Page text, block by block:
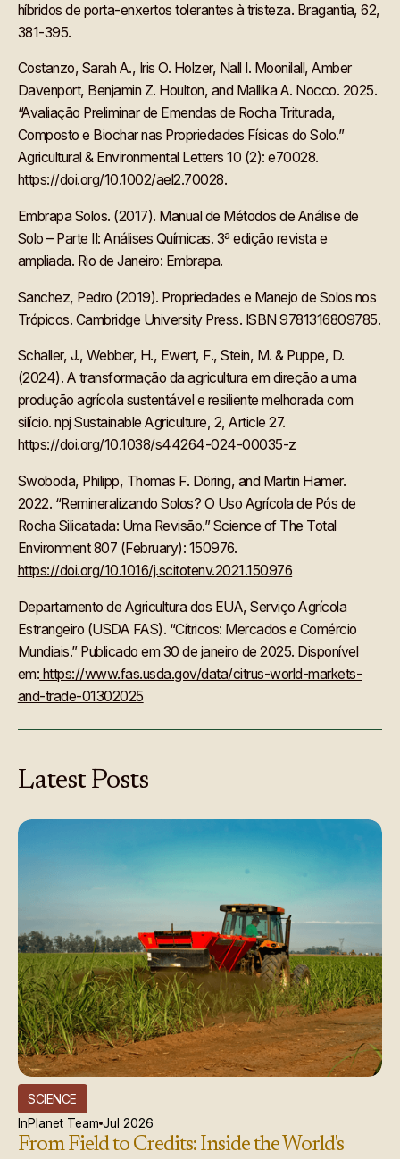
híbridos de porta-enxertos tolerantes à tristeza. Bragantia, 62,
381-395.
Costanzo, Sarah A., Iris O. Holzer, Nall I. Moonilall, Amber
Davenport, Benjamin Z. Houlton, and Mallika A. Nocco. 2025.
“Avaliação Preliminar de Emendas de Rocha Triturada,
Composto e Biochar nas Propriedades Físicas do Solo.”
Agricultural & Environmental Letters 10 (2): e70028.
https://doi.org/10.1002/ael2.70028.
Embrapa Solos. (2017). Manual de Métodos de Análise de
Solo – Parte II: Análises Químicas. 3ª edição revista e
ampliada. Rio de Janeiro: Embrapa.
Sanchez, Pedro (2019). Propriedades e Manejo de Solos nos
Trópicos. Cambridge University Press. ISBN 9781316809785.
Schaller, J., Webber, H., Ewert, F., Stein, M. & Puppe, D.
(2024). A transformação da agricultura em direção a uma
produção agrícola sustentável e resiliente melhorada com
silício. npj Sustainable Agriculture, 2, Article 27.
https://doi.org/10.1038/s44264-024-00035-z
Swoboda, Philipp, Thomas F. Döring, and Martin Hamer.
2022. “Remineralizando Solos? O Uso Agrícola de Pós de
Rocha Silicatada: Uma Revisão.” Science of The Total
Environment 807 (February): 150976.
https://doi.org/10.1016/j.scitotenv.2021.150976
Departamento de Agricultura dos EUA, Serviço Agrícola
Estrangeiro (USDA FAS). “Cítricos: Mercados e Comércio
Mundiais.” Publicado em 30 de janeiro de 2025. Disponível
em: https://www.fas.usda.gov/data/citrus-world-markets-
and-trade-01302025
Latest Posts
SCIENCE
InPlanet Team Jul 2026
From Field to Credits: Inside the World's